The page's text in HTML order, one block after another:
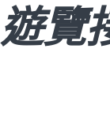
遊覽